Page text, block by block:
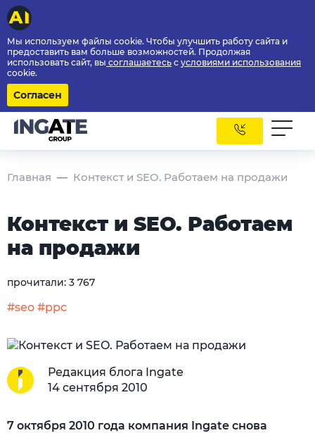
Мы используем файлы cookie. Чтобы улучшить работу сайта и
предоставить вам больше возможностей. Продолжая
использовать сайт, вы соглашаетесь с условиями использования
cookie.
Согласен
Главная Контекст и SEO. Работаем на продажи
Контекст и SEO. Работаем
на продажи
прочитали: 3 767
#seo #ppc
Редакция блога Ingate
14 сентября 2010
7 октября 2010 года компания Ingate снова